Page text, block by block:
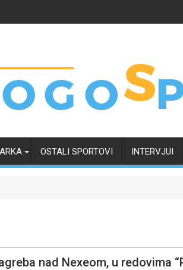
OSTALI SPORTOVI INTERVJUI
nad Nexeom, u redovima